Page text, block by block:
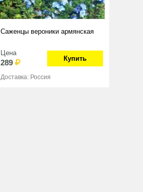
Саженцы вероники армянская
Цена
289 Купить
Доставка: Россия